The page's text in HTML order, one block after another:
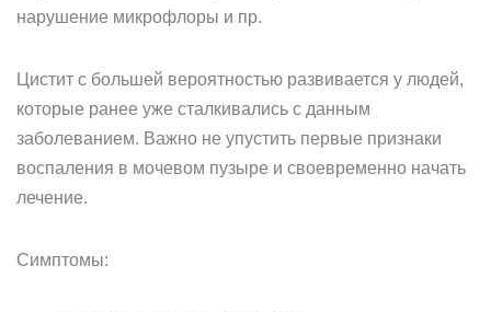
нарушение микрофлоры и пр.
Цистит с большей вероятностью развивается у людей,
которые ранее уже сталкивались с данным
заболеванием. Важно не упустить первые признаки
воспаления в мочевом пузыре и своевременно начать
лечение.
Симптомы: